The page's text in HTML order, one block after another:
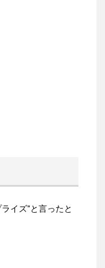
イズ"と言ったと